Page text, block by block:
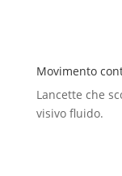
Movimento
Lancette che
visivo fluido.